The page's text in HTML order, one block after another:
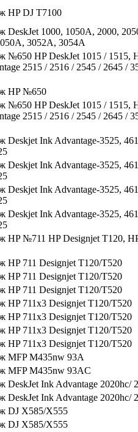
HP DJ T7100
DeskJet 1000, 1050A, 2000,
3052A, 3054A
№650 HP DeskJet 1015 / 1515,
2515 / 2516 / 2545 / 2645 /
HP №650
№650 HP DeskJet 1015 / 1515,
2515 / 2516 / 2545 / 2645 /
Deskjet Ink Advantage-3525,
Deskjet Ink Advantage-3525,
Deskjet Ink Advantage-3525,
Deskjet Ink Advantage-3525,
HP №711 HP Designjet T120,
HP 711 Designjet T120/T520
HP 711 Designjet T120/T520
HP 711 Designjet T120/T520
HP 711x3 Designjet T120/T520
HP 711x3 Designjet T120/T520
HP 711x3 Designjet T120/T520
HP 711x3 Designjet T120/T520
MFP M435nw 93A
MFP M435nw 93AC
DeskJet Ink Advantage 2020hc/
DeskJet Ink Advantage 2020hc/
DJ X585/X555
DJ X585/X555